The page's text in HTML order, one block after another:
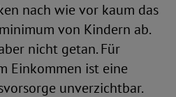
nach wie vor kaum das
von Kindern ab.
nicht getan. Für
Einkommen ist eine
unverzichtbar.